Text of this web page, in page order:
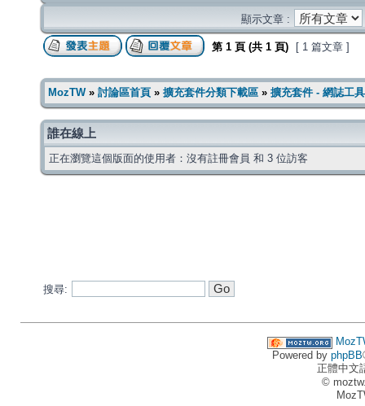
顯示文章 :
第 1 頁 (共 1 頁) [ 1 篇文章 ]
MozTW» 討論區首頁 » 擴充套件分類下載區 » 擴充套件 - 網誌工具
誰在線上
正在瀏覽這個版面的使用者：沒有註冊會員 和 3 位訪客
搜尋:
Powered by phpBB
正體中文
©